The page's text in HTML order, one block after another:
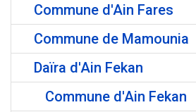
Commune d'Ain Fares
Commune de Mamounia
Daïra d'Ain Fekan
Commune d'Ain Fekan